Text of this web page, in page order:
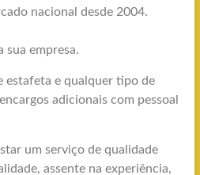
nacional desde 2004.
sua empresa.
estafeta e qualquer tipo de
adicionais com pessoal
um serviço de qualidade
assente na experiência,